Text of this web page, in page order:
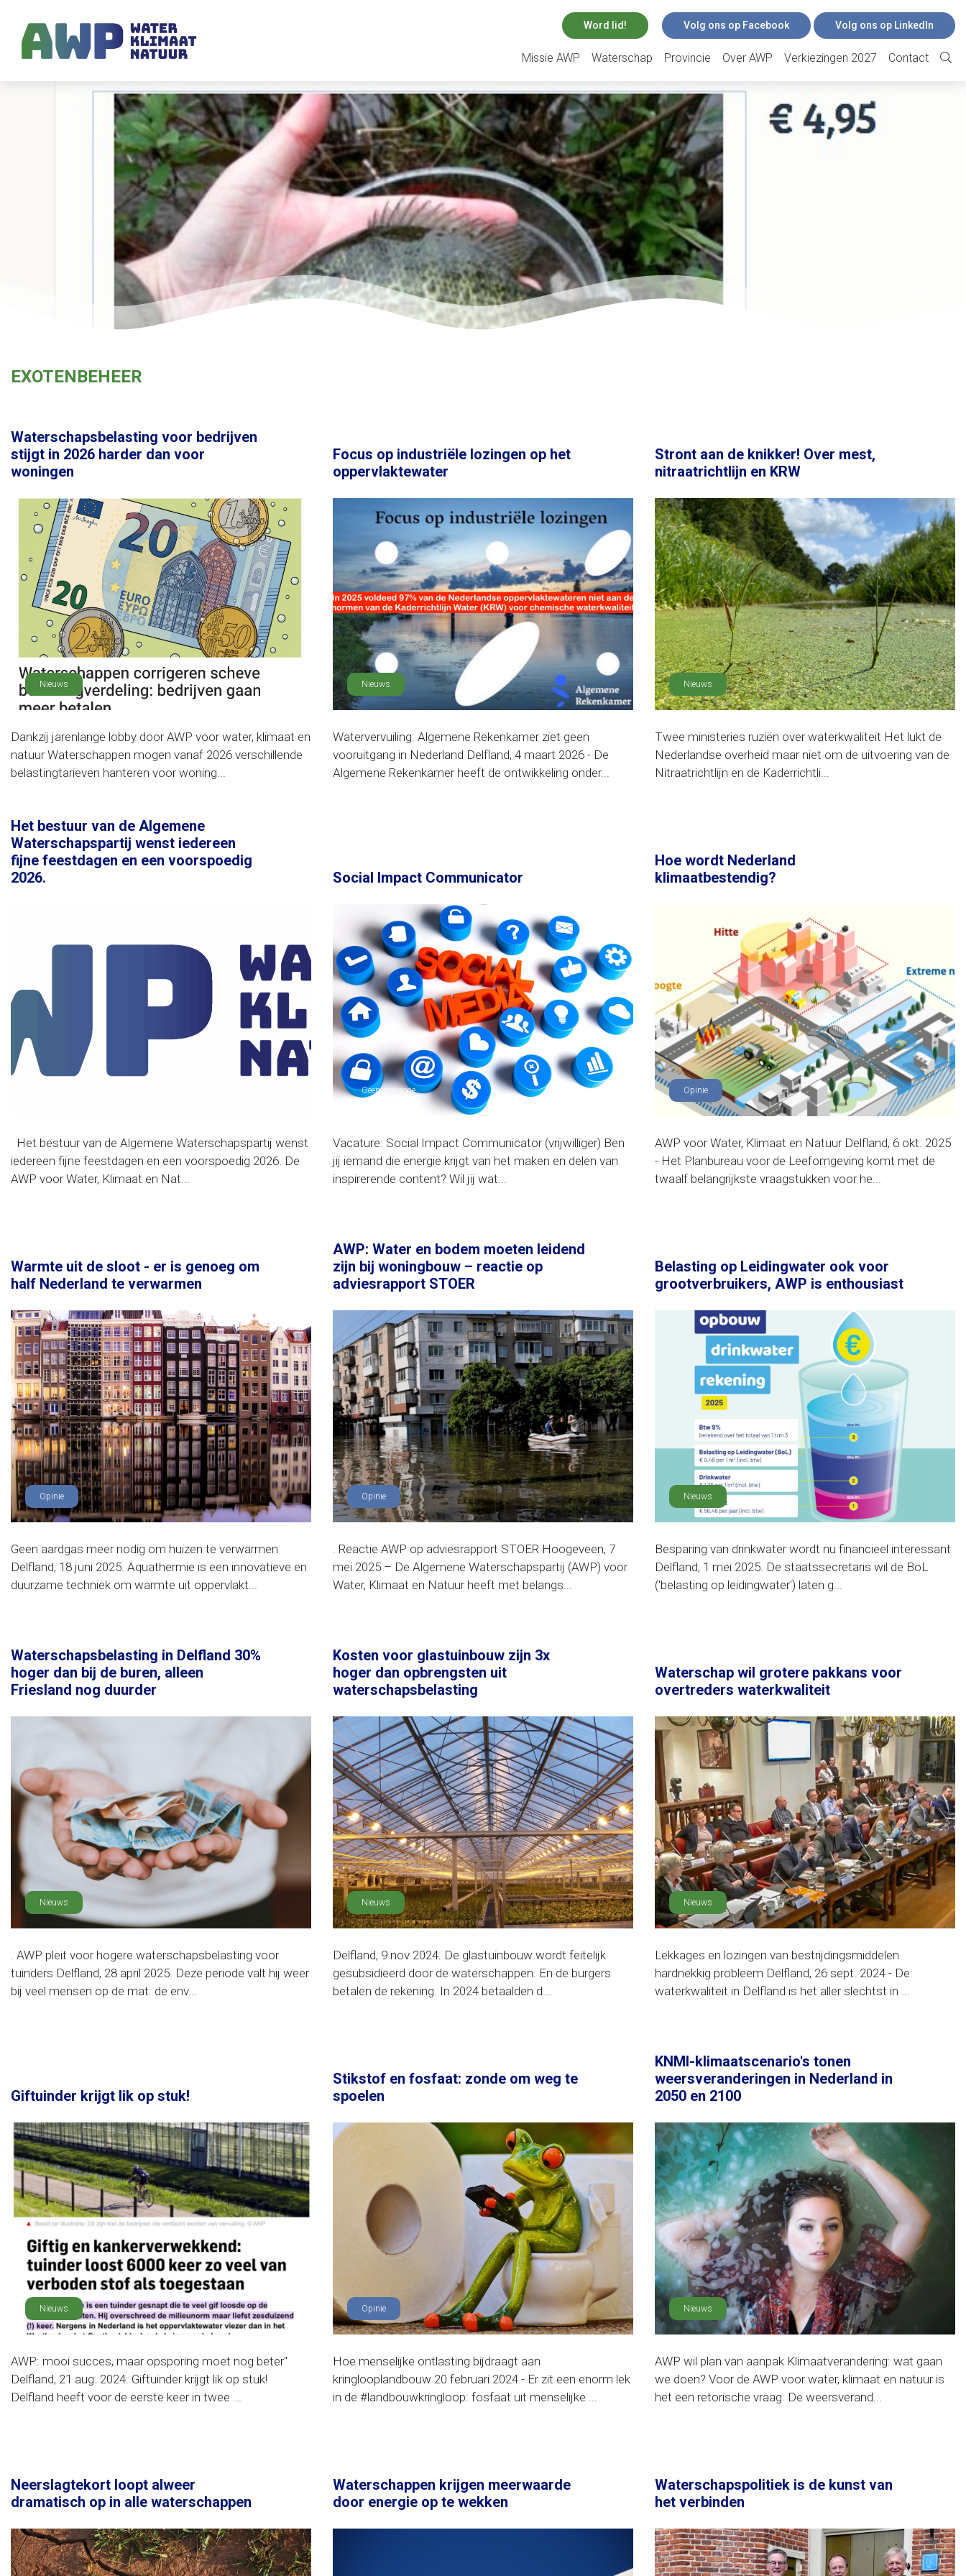
Word lid! Volg ons op Facebook Volg ons op LinkedIn
Missie AWP Waterschap Provincie Over AWP Verkiezingen 2027 Contact
EXOTENBEHEER
Waterschapsbelasting voor bedrijven
stijgt in 2026 harder dan voor
woningen
Nieuws
Dankzij jarenlange lobby door AWP voor water, klimaat en
natuur Waterschappen mogen vanaf 2026 verschillende
belastingtarieven hanteren voor woning...
Focus op industriële lozingen op het
oppervlaktewater
Nieuws
Watervervuiling: Algemene Rekenkamer ziet geen
vooruitgang in Nederland Delfland, 4 maart 2026 - De
Algemene Rekenkamer heeft de ontwikkeling onder...
Stront aan de knikker! Over mest,
nitraatrichtlijn en KRW
Nieuws
Twee ministeries ruziën over waterkwaliteit Het lukt de
Nederlandse overheid maar niet om de uitvoering van de
Nitraatrichtlijn en de Kaderrichtli...
Het bestuur van de Algemene
Waterschapspartij wenst iedereen
fijne feestdagen en een voorspoedig
2026.
Het bestuur van de Algemene Waterschapspartij wenst
iedereen fijne feestdagen en een voorspoedig 2026. De
AWP voor Water, Klimaat en Nat...
Social Impact Communicator
Geen categorie
Vacature: Social Impact Communicator (vrijwilliger) Ben
jij iemand die energie krijgt van het maken en delen van
inspirerende content? Wil jij wat...
Hoe wordt Nederland
klimaatbestendig?
Opinie
AWP voor Water, Klimaat en Natuur Delfland, 6 okt. 2025
- Het Planbureau voor de Leefomgeving komt met de
twaalf belangrijkste vraagstukken voor he...
Warmte uit de sloot - er is genoeg om
half Nederland te verwarmen
Opinie
Geen aardgas meer nodig om huizen te verwarmen
Delfland, 18 juni 2025. Aquathermie is een innovatieve en
duurzame techniek om warmte uit oppervlakt...
AWP: Water en bodem moeten leidend
zijn bij woningbouw – reactie op
adviesrapport STOER
Opinie
. Reactie AWP op adviesrapport STOER Hoogeveen, 7
mei 2025 – De Algemene Waterschapspartij (AWP) voor
Water, Klimaat en Natuur heeft met belangs...
Belasting op Leidingwater ook voor
grootverbruikers, AWP is enthousiast
Nieuws
Besparing van drinkwater wordt nu financieel interessant
Delfland, 1 mei 2025. De staatssecretaris wil de BoL
('belasting op leidingwater') laten g...
Waterschapsbelasting in Delfland 30%
hoger dan bij de buren, alleen
Friesland nog duurder
Nieuws
. AWP pleit voor hogere waterschapsbelasting voor
tuinders Delfland, 28 april 2025. Deze periode valt hij weer
bij veel mensen op de mat: de env...
Kosten voor glastuinbouw zijn 3x
hoger dan opbrengsten uit
waterschapsbelasting
Nieuws
Delfland, 9 nov 2024. De glastuinbouw wordt feitelijk
gesubsidieerd door de waterschappen. En de burgers
betalen de rekening. In 2024 betaalden d...
Waterschap wil grotere pakkans voor
overtreders waterkwaliteit
Nieuws
Lekkages en lozingen van bestrijdingsmiddelen
hardnekkig probleem Delfland, 26 sept. 2024 - De
waterkwaliteit in Delfland is het aller slechtst in ...
Giftuinder krijgt lik op stuk!
Nieuws
AWP: mooi succes, maar opsporing moet nog beter"
Delfland, 21 aug. 2024. Giftuinder krijgt lik op stuk!
Delfland heeft voor de eerste keer in twee ...
Stikstof en fosfaat: zonde om weg te
spoelen
Opinie
Hoe menselijke ontlasting bijdraagt aan
kringlooplandbouw 20 februari 2024 - Er zit een enorm lek
in de #landbouwkringloop: fosfaat uit menselijke ...
KNMI-klimaatscenario's tonen
weersveranderingen in Nederland in
2050 en 2100
Nieuws
AWP wil plan van aanpak Klimaatverandering: wat gaan
we doen? Voor de AWP voor water, klimaat en natuur is
het een retorische vraag. De weersverand...
Neerslagtekort loopt alweer
dramatisch op in alle waterschappen
Waterschappen krijgen meerwaarde
door energie op te wekken
Waterschapspolitiek is de kunst van
het verbinden